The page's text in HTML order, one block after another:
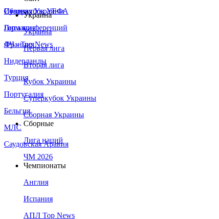
Сборная Украины
Италия
Германия
Франция
Нидерланды
Турция
Португалия
Бельгия
МЛС
Саудовская Аравия
Суперкубок УЕФА
Лига конференций
ЛЧ - Top News
Украина
Украина
Первая лига
Вторая лига
Кубок Украины
Суперкубок Украины
Сборная Украины
Сборные
Лига наций
ЧМ 2026
Чемпионаты
Англия
Испания
АПЛ Top News